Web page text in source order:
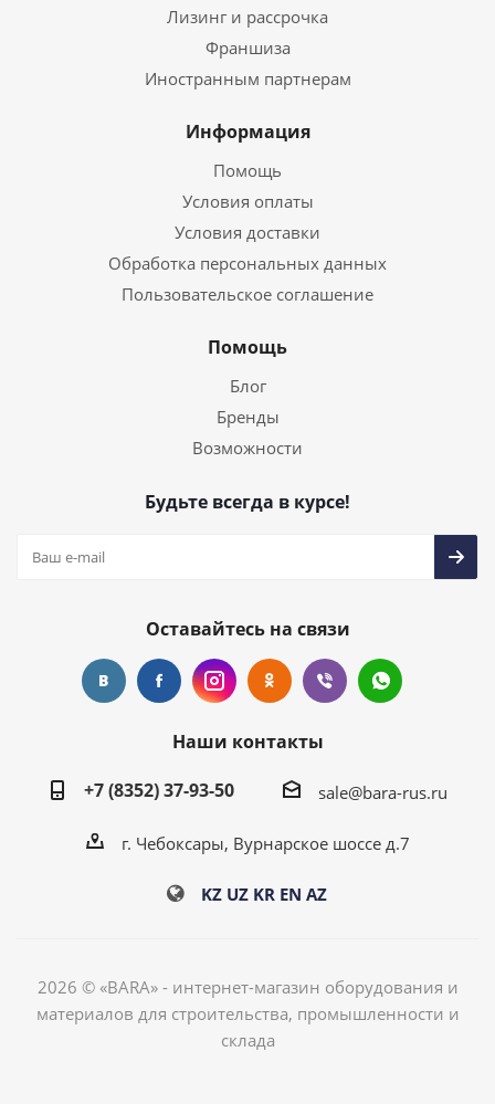
Лизинг и рассрочка
Франшиза
Иностранным партнерам
Информация
Помощь
Условия оплаты
Условия доставки
Обработка персональных данных
Пользовательское соглашение
Помощь
Блог
Бренды
Возможности
Будьте всегда в курсе!
Оставайтесь на связи
Наши контакты
+7 (8352) 37-93-50
sale@bara-rus.ru
г. Чебоксары, Вурнарское шоссе д.7
KZ UZ KR EN AZ
2026 © «BARA» - интернет-магазин оборудования и
материалов для строительства, промышленности и
склада